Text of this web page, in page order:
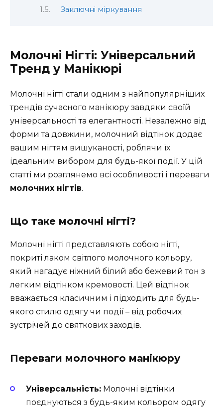
Заключні міркування
Молочні Нігті: Універсальний
Тренд у Манікюрі
Молочні нігті стали одним з найпопулярніших
трендів сучасного манікюру завдяки своїй
універсальності та елегантності. Незалежно від
форми та довжини, молочний відтінок додає
вашим нігтям вишуканості, роблячи їх
ідеальним вибором для будь-якої події. У цій
статті ми розглянемо всі особливості і переваги
молочних нігтів.
Що таке молочні нігті?
Молочні нігті представляють собою нігті,
покриті лаком світлого молочного кольору,
який нагадує ніжний білий або бежевий тон з
легким відтінком кремовості. Цей відтінок
вважається класичним і підходить для будь-
якого стилю одягу чи події – від робочих
зустрічей до святкових заходів.
Переваги молочного манікюру
Універсальність: Молочні відтінки
поєднуються з будь-яким кольором одягу